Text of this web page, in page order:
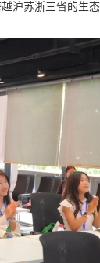
沪苏浙三省的生态